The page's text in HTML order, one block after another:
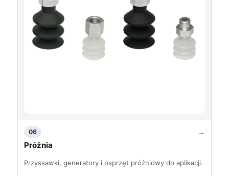
06 →
Próżnia
Przyssawki, generatory i osprzęt próżniowy do aplikacji.